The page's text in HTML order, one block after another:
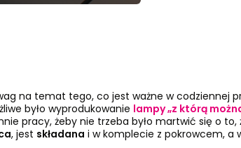
na temat tego, co jest ważne w codziennej
było wyprodukowanie lampy „z którą
pracy, żeby nie trzeba było martwić się o
, jest składana i w komplecie z pokrowcem, a